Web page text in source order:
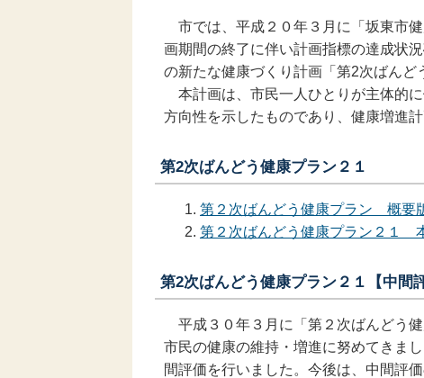
市では、平成２０年３月に「坂東市
画期間の終了に伴い計画指標の達成状
の新たな健康づくり計画「第2次ばんど
本計画は、市民一人ひとりが主体的
方向性を示したものであり、健康増進
第2次ばんどう健康プラン２１
第２次ばんどう健康プラン 概要
第２次ばんどう健康プラン２１
第2次ばんどう健康プラン２１ 【中
平成３０年３月に「第２次ばんどう
市民の健康の維持・増進に努めてきま
間評価を行いました。今後は、中間評